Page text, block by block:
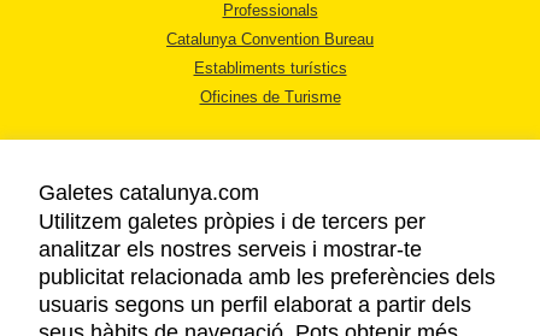
Professionals
Catalunya Convention Bureau
Establiments turístics
Oficines de Turisme
AVÍS LEGAL
POLÍTICA DE PRIVACITAT
COOKIES
Galetes catalunya.com
Utilitzem galetes pròpies i de tercers per
analitzar els nostres serveis i mostrar-te
publicitat relacionada amb les preferències dels
usuaris segons un perfil elaborat a partir dels